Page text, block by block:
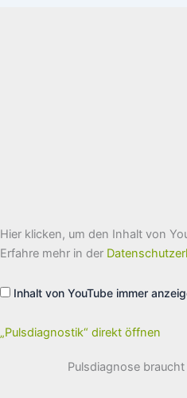
„Pulsdiagnostik“
von
YouTube
Hier klicken, um den Inhalt von
Erfahre mehr in der
Inhalt von YouTube immer
„Pulsdiagnostik“ direkt öffnen
Pulsdiagnose